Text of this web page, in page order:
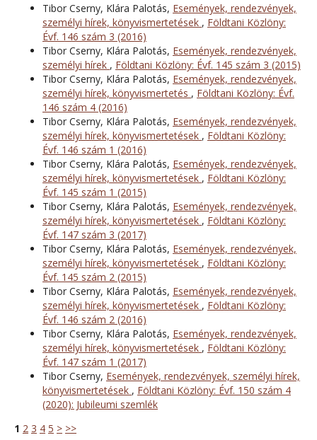
Tibor Cserny, Klára Palotás, Események, rendezvények,
személyi hírek, könyvismertetések , Földtani Közlöny:
Évf. 146 szám 3 (2016)
Tibor Cserny, Klára Palotás, Események, rendezvények,
személyi hírek , Földtani Közlöny: Évf. 145 szám 3 (2015)
Tibor Cserny, Klára Palotás, Események, rendezvények,
személyi hírek, könyvismertetés , Földtani Közlöny: Évf.
146 szám 4 (2016)
Tibor Cserny, Klára Palotás, Események, rendezvények,
személyi hírek, könyvismertetések , Földtani Közlöny:
Évf. 146 szám 1 (2016)
Tibor Cserny, Klára Palotás, Események, rendezvények,
személyi hírek, könyvismertetések , Földtani Közlöny:
Évf. 145 szám 1 (2015)
Tibor Cserny, Klára Palotás, Események, rendezvények,
személyi hírek, könyvismertetések , Földtani Közlöny:
Évf. 147 szám 3 (2017)
Tibor Cserny, Klára Palotás, Események, rendezvények,
személyi hírek, könyvismertetések , Földtani Közlöny:
Évf. 145 szám 2 (2015)
Tibor Cserny, Klára Palotás, Események, rendezvények,
személyi hírek, könyvismertetések , Földtani Közlöny:
Évf. 146 szám 2 (2016)
Tibor Cserny, Klára Palotás, Események, rendezvények,
személyi hírek, könyvismertetések , Földtani Közlöny:
Évf. 147 szám 1 (2017)
Tibor Cserny, Események, rendezvények, személyi hírek,
könyvismertetések , Földtani Közlöny: Évf. 150 szám 4
(2020): Jubileumi szemlék
1 2 3 4 5 > >>